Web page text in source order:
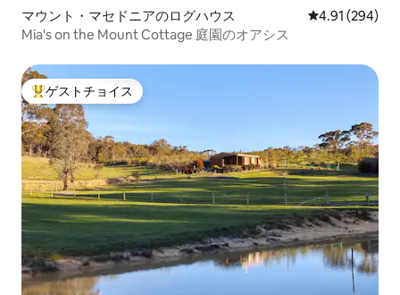
マウント・マセドニアのログハウス レビュー294
4.91 (294)
Mia's on the Mount Cottage 庭園のオアシス
大好評のゲストチョイスです。
ゲストチョイス